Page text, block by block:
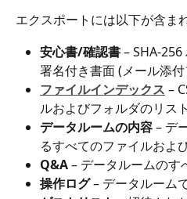
エクスポートには以下が含ま
安心書/確認書 – SHA-
署名付き書面 (メール添
ファイルインデックス –
ルおよびフォルダのリスト
データルームの内容 – デ
るすべてのファイルおよ
Q&A – データルームのす
操作ログ – データルーム